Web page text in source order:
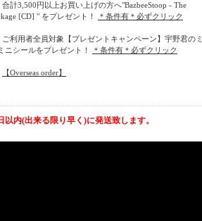
計3,500円以上お買い上げの方へ"BazbeeStoop - The
[CD] " をプレゼント！
＊条件有＊必ずクリック
利用者全員対象【プレゼントキャンペーン】宇野君のミ
ニシールをプレゼント！
＊条件有＊必ずクリック
【Overseas order】
内(出来る限り早く)に発送致します。